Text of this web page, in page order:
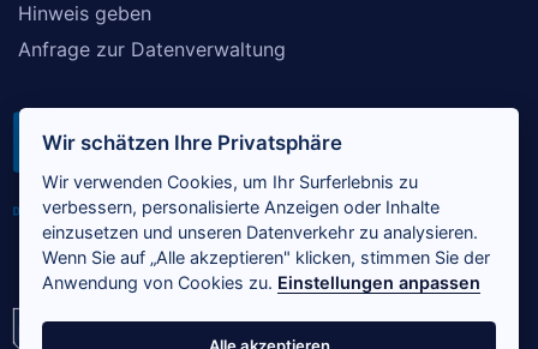
Hinweis geben
Anfrage zur Datenverwaltung
Wir schätzen Ihre Privatsphäre
Wir verwenden Cookies, um Ihr Surferlebnis zu
verbessern, personalisierte Anzeigen oder Inhalte
einzusetzen und unseren Datenverkehr zu analysieren.
Wenn Sie auf „Alle akzeptieren" klicken, stimmen Sie der
Anwendung von Cookies zu. Einstellungen anpassen